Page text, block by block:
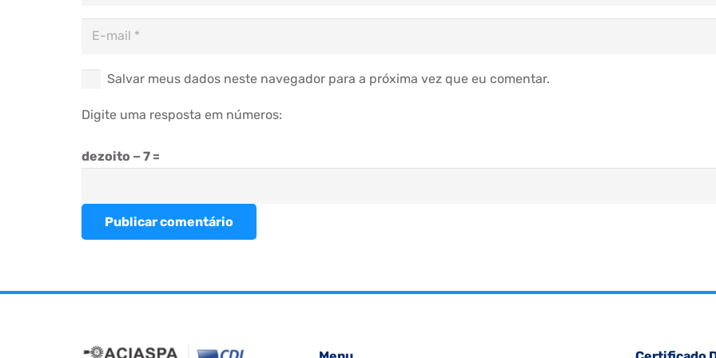
Salvar meus dados neste navegador para a próxima vez que eu comentar.
Digite uma resposta em números:
dezoito − 7 =
Publicar comentário